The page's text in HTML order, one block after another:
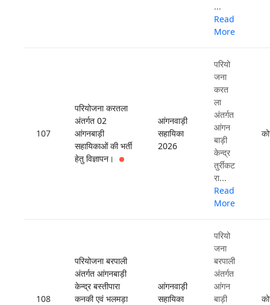
...
Read
More
107
परियोजना करतला
अंतर्गत 02
आंगनबाड़ी
सहायिकाओं की भर्ती
हेतु विज्ञापन।
आंगनवाड़ी
सहायिका
2026
परियो
जना
करत
ला
अंतर्गत
आंगन
बाड़ी
केन्द्र
तुर्रीकट
रा...
Read
More
108
परियोजना बरपाली
अंतर्गत आंगनबाड़ी
केन्द्र बस्तीपारा
कनकी एवं भलमड़ा
आंगनवाड़ी
सहायिका
परियो
जना
बरपाली
अंतर्गत
आंगन
बाड़ी